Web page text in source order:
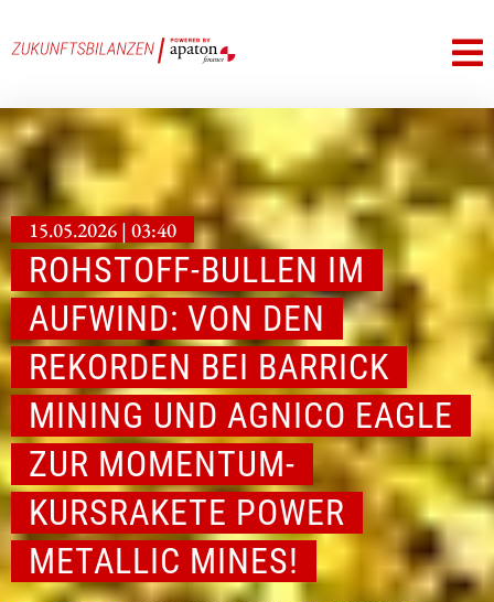
15.05.2026 | 03:40
ROHSTOFF-BULLEN IM
AUFWIND: VON DEN
REKORDEN BEI BARRICK
MINING UND AGNICO EAGLE
ZUR MOMENTUM-
KURSRAKETE POWER
METALLIC MINES!